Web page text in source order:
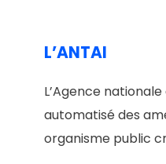
L’ANTAI
L’Agence
automatisé des
organisme public